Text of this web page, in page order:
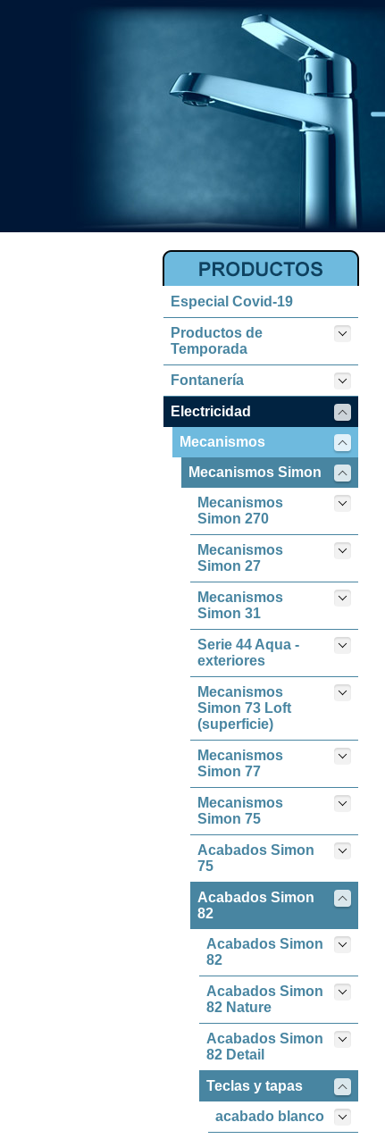
Especial Covid-19
Productos de
Temporada
Fontanería
Electricidad
Mecanismos
Mecanismos Simon
Mecanismos
Simon 270
Mecanismos
Simon 27
Mecanismos
Simon 31
Serie 44 Aqua -
exteriores
Mecanismos
Simon 73 Loft
(superficie)
Mecanismos
Simon 77
Mecanismos
Simon 75
Acabados Simon
75
Acabados Simon
82
Acabados Simon
82
Acabados Simon
82 Nature
Acabados Simon
82 Detail
Teclas y tapas
acabado blanco